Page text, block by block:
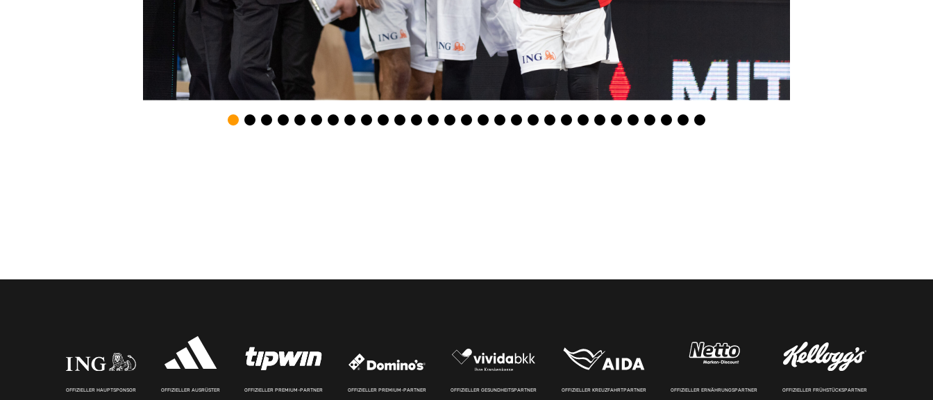
OFFIZIELLER HAUPTSPONSOR OFFIZIELLER AUSRÜSTER OFFIZIELLER PREMIUM-PARTNER OFFIZIELLER PREMIUM-PARTNER OFFIZIELLER GESUNDHEITSPARTNER OFFIZIELLER KREUZFAHRTPARTNER OFFIZIELLER ERNÄHRUNGSPARTNER OFFIZIELLER FRÜHSTÜCKSPARTNER